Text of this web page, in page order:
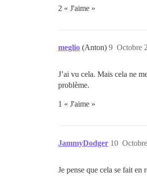
2 « J'aime »
meglio (Anton) Octobre
9
J’ai vu cela. Mais cela ne
problème.
1 « J'aime »
JammyDodger 10
Je pense que cela se fait